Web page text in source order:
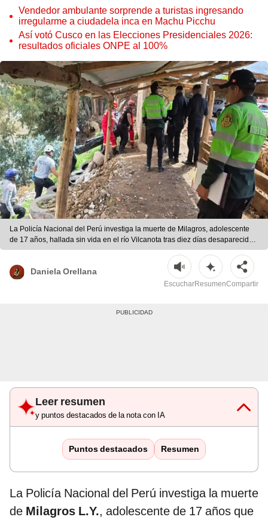
Vendedor ambulante sorprende a turistas ingresando
irregularme a ciudadela inca en Machu Picchu
Así votó Cusco en las Elecciones Presidenciales 2026:
resultados oficiales ONPE al 100%
La Policía Nacional del Perú investiga la muerte de Milagros, adolescente
de 17 años, hallada sin vida en el río Vilcanota tras diez días desaparecida. |
Andina
Daniela Orellana
EscucharResumenCompartir
Leer resumen
y puntos destacados de la nota con IA
Puntos destacados Resumen
La Policía Nacional del Perú investiga la muerte
de Milagros L.Y., adolescente de 17 años que